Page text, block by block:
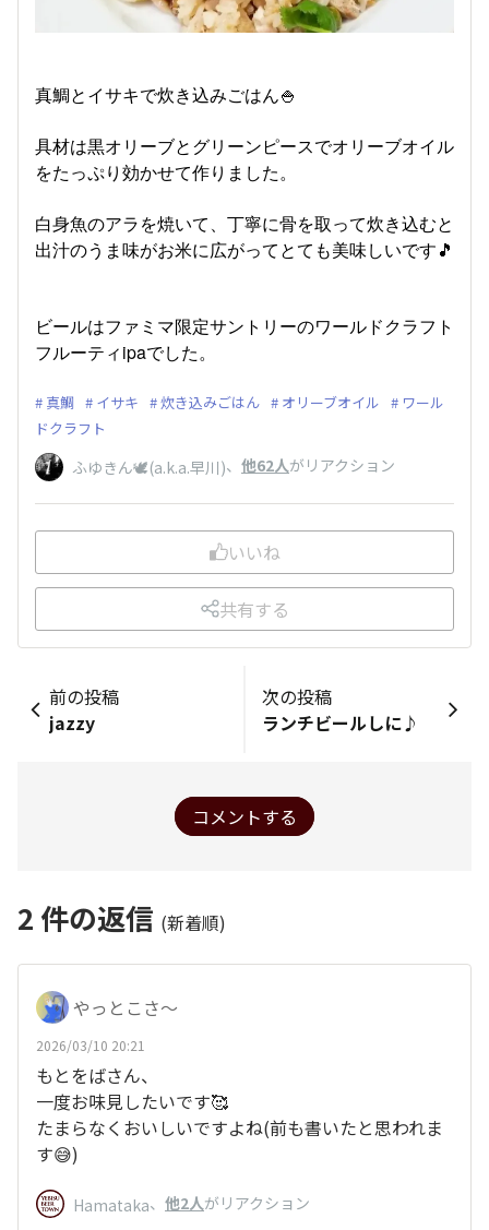
真鯛とイサキで炊き込みごはん🍚
具材は黒オリーブとグリーンピースでオリーブオイル
をたっぷり効かせて作りました。
白身魚のアラを焼いて、丁寧に骨を取って炊き込むと
出汁のうま味がお米に広がってとても美味しいです🎵
ビールはファミマ限定サントリーのワールドクラフト
フルーティipaでした。
真鯛 イサキ 炊き込みごはん オリーブオイル
ワール
ドクラフト
ふゆきん🕊️(a.k.a.早川)、 他62人がリアクション
いいね
共有する
前の投稿
jazzy
次の投稿
ランチビールしに♪
コメントする
2 件の返信 (新着順)
やっとこさ～
2026/03/10 20:21
もとをばさん、
一度お味見したいです🥰
たまらなくおいしいですよね(前も書いたと思われま
す😅)
Hamataka、 他2人がリアクション